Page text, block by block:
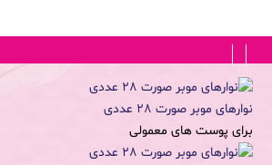
نوارهای موبر صورت 28 عددی
برای پوست های معمولی